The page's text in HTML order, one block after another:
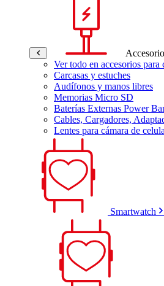
Ver todo en accesorios para
Carcasas y estuches
Audífonos y manos libres
Memorias Micro SD
Baterías Externas Power
Cables, Cargadores,
Lentes para cámara de
Smartwatch